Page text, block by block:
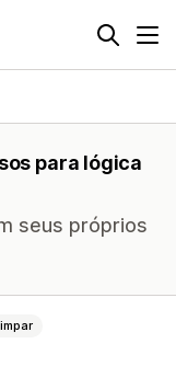
para lógica
seus próprios